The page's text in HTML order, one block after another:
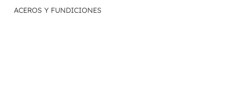
ACEROS Y FUNDICIONES